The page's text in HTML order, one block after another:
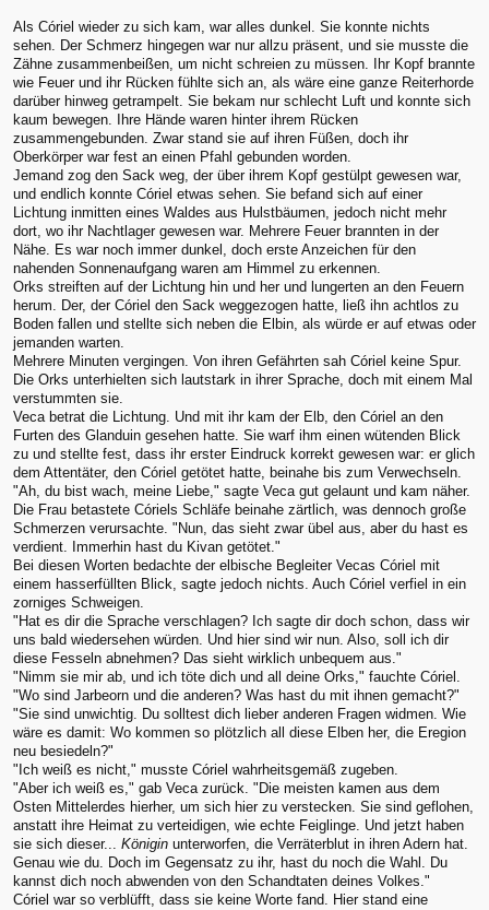
Als Córiel wieder zu sich kam, war alles dunkel. Sie konnte nichts
sehen. Der Schmerz hingegen war nur allzu präsent, und sie musste die
Zähne zusammenbeißen, um nicht schreien zu müssen. Ihr Kopf brannte
wie Feuer und ihr Rücken fühlte sich an, als wäre eine ganze Reiterhorde
darüber hinweg getrampelt. Sie bekam nur schlecht Luft und konnte sich
kaum bewegen. Ihre Hände waren hinter ihrem Rücken
zusammengebunden. Zwar stand sie auf ihren Füßen, doch ihr
Oberkörper war fest an einen Pfahl gebunden worden.
Jemand zog den Sack weg, der über ihrem Kopf gestülpt gewesen war,
und endlich konnte Córiel etwas sehen. Sie befand sich auf einer
Lichtung inmitten eines Waldes aus Hulstbäumen, jedoch nicht mehr
dort, wo ihr Nachtlager gewesen war. Mehrere Feuer brannten in der
Nähe. Es war noch immer dunkel, doch erste Anzeichen für den
nahenden Sonnenaufgang waren am Himmel zu erkennen.
Orks streiften auf der Lichtung hin und her und lungerten an den Feuern
herum. Der, der Córiel den Sack weggezogen hatte, ließ ihn achtlos zu
Boden fallen und stellte sich neben die Elbin, als würde er auf etwas oder
jemanden warten.
Mehrere Minuten vergingen. Von ihren Gefährten sah Córiel keine Spur.
Die Orks unterhielten sich lautstark in ihrer Sprache, doch mit einem Mal
verstummten sie.
Veca betrat die Lichtung. Und mit ihr kam der Elb, den Córiel an den
Furten des Glanduin gesehen hatte. Sie warf ihm einen wütenden Blick
zu und stellte fest, dass ihr erster Eindruck korrekt gewesen war: er glich
dem Attentäter, den Córiel getötet hatte, beinahe bis zum Verwechseln.
"Ah, du bist wach, meine Liebe," sagte Veca gut gelaunt und kam näher.
Die Frau betastete Córiels Schläfe beinahe zärtlich, was dennoch große
Schmerzen verursachte. "Nun, das sieht zwar übel aus, aber du hast es
verdient. Immerhin hast du Kivan getötet."
Bei diesen Worten bedachte der elbische Begleiter Vecas Córiel mit
einem hasserfüllten Blick, sagte jedoch nichts. Auch Córiel verfiel in ein
zorniges Schweigen.
"Hat es dir die Sprache verschlagen? Ich sagte dir doch schon, dass wir
uns bald wiedersehen würden. Und hier sind wir nun. Also, soll ich dir
diese Fesseln abnehmen? Das sieht wirklich unbequem aus."
"Nimm sie mir ab, und ich töte dich und all deine Orks," fauchte Córiel.
"Wo sind Jarbeorn und die anderen? Was hast du mit ihnen gemacht?"
"Sie sind unwichtig. Du solltest dich lieber anderen Fragen widmen. Wie
wäre es damit: Wo kommen so plötzlich all diese Elben her, die Eregion
neu besiedeln?"
"Ich weiß es nicht," musste Córiel wahrheitsgemäß zugeben.
"Aber ich weiß es," gab Veca zurück. "Die meisten kamen aus dem
Osten Mittelerdes hierher, um sich hier zu verstecken. Sie sind geflohen,
anstatt ihre Heimat zu verteidigen, wie echte Feiglinge. Und jetzt haben
sie sich dieser... Königin unterworfen, die Verräterblut in ihren Adern hat.
Genau wie du. Doch im Gegensatz zu ihr, hast du noch die Wahl. Du
kannst dich noch abwenden von den Schandtaten deines Volkes."
Córiel war so verblüfft, dass sie keine Worte fand. Hier stand eine